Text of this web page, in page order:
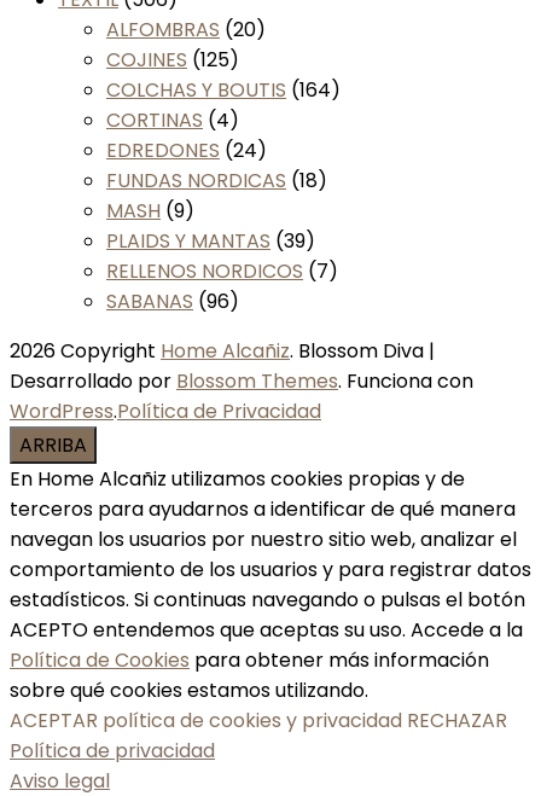
ALFOMBRAS (20)
COJINES (125)
COLCHAS Y BOUTIS (164)
CORTINAS (4)
EDREDONES (24)
FUNDAS NORDICAS (18)
MASH (9)
PLAIDS Y MANTAS (39)
RELLENOS NORDICOS (7)
SABANAS (96)
2026 Copyright Home Alcañiz. Blossom Diva |
Desarrollado por Blossom Themes. Funciona con
WordPress.Política de Privacidad
ARRIBA
En Home Alcañiz utilizamos cookies propias y de
terceros para ayudarnos a identificar de qué manera
navegan los usuarios por nuestro sitio web, analizar el
comportamiento de los usuarios y para registrar datos
estadísticos. Si continuas navegando o pulsas el botón
ACEPTO entendemos que aceptas su uso. Accede a la
Política de Cookies para obtener más información
sobre qué cookies estamos utilizando.
ACEPTAR política de cookies y privacidad RECHAZAR
Política de privacidad
Aviso legal